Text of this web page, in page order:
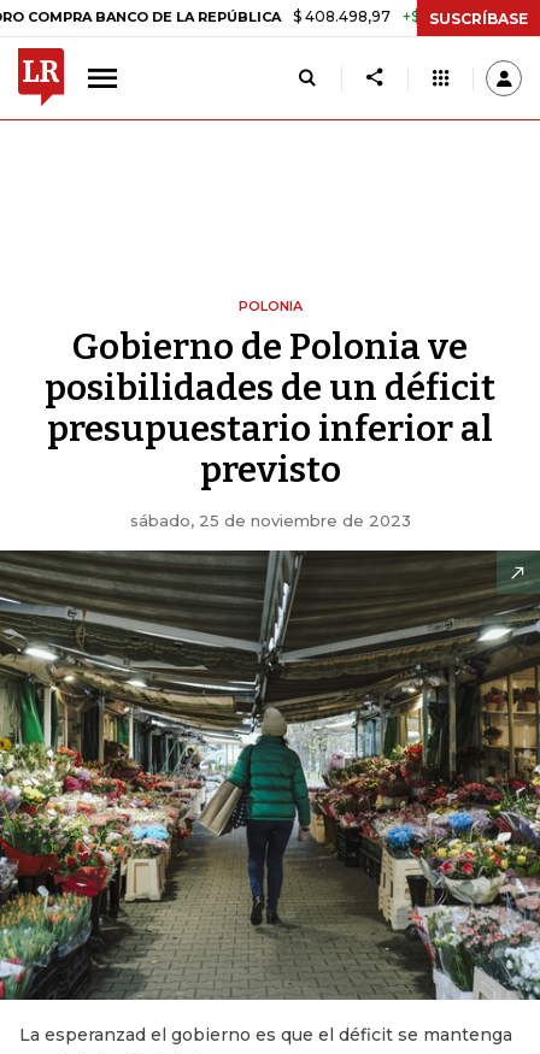
BANCO DE LA REPÚBLICA $ 408.498,97 +$ 8.753,81 +2,19%
SUSCRÍBASE
POLONIA
Gobierno de Polonia ve
posibilidades de un déficit
presupuestario inferior al
previsto
sábado, 25 de noviembre de 2023
La esperanzad el gobierno es que el déficit se mantenga